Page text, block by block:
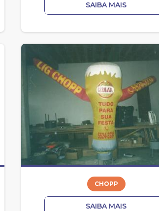
SAIBA MAIS
CHOPP
SAIBA MAIS